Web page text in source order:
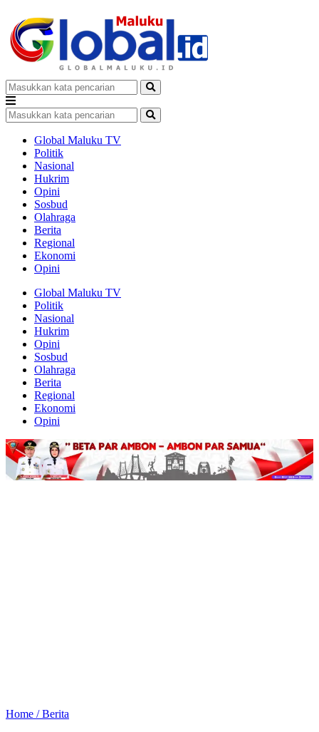
Global Maluku TV
Politik
Nasional
Hukrim
Opini
Sosbud
Olahraga
Berita
Regional
Ekonomi
Opini
Global Maluku TV
Politik
Nasional
Hukrim
Opini
Sosbud
Olahraga
Berita
Regional
Ekonomi
Opini
Home /Berita